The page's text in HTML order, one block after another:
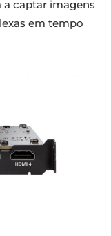
a captar imagens
em tempo